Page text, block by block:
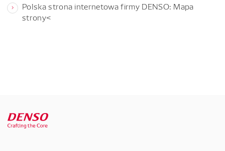
Polska strona internetowa firmy DENSO: Mapa
strony<